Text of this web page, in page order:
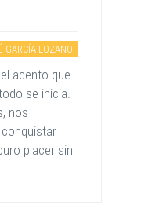
GARCÍA LOZANO
acento que
se inicia.
nos
placer sin